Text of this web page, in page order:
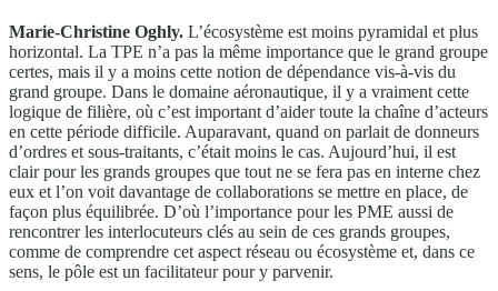
Marie-Christine Oghly. L’écosystème est moins pyramidal et plus
horizontal. La TPE n’a pas la même importance que le grand groupe
certes, mais il y a moins cette notion de dépendance vis-à-vis du
grand groupe. Dans le domaine aéronautique, il y a vraiment cette
logique de filière, où c’est important d’aider toute la chaîne d’acteurs
en cette période difficile. Auparavant, quand on parlait de donneurs
d’ordres et sous-traitants, c’était moins le cas. Aujourd’hui, il est
clair pour les grands groupes que tout ne se fera pas en interne chez
eux et l’on voit davantage de collaborations se mettre en place, de
façon plus équilibrée. D’où l’importance pour les PME aussi de
rencontrer les interlocuteurs clés au sein de ces grands groupes,
comme de comprendre cet aspect réseau ou écosystème et, dans ce
sens, le pôle est un facilitateur pour y parvenir.